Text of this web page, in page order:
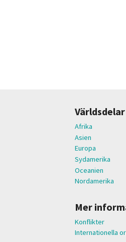
Världsdelar
Afrika
Asien
Europa
Sydamerika
Oceanien
Nordamerika
Mer
Konflikter
Internationella